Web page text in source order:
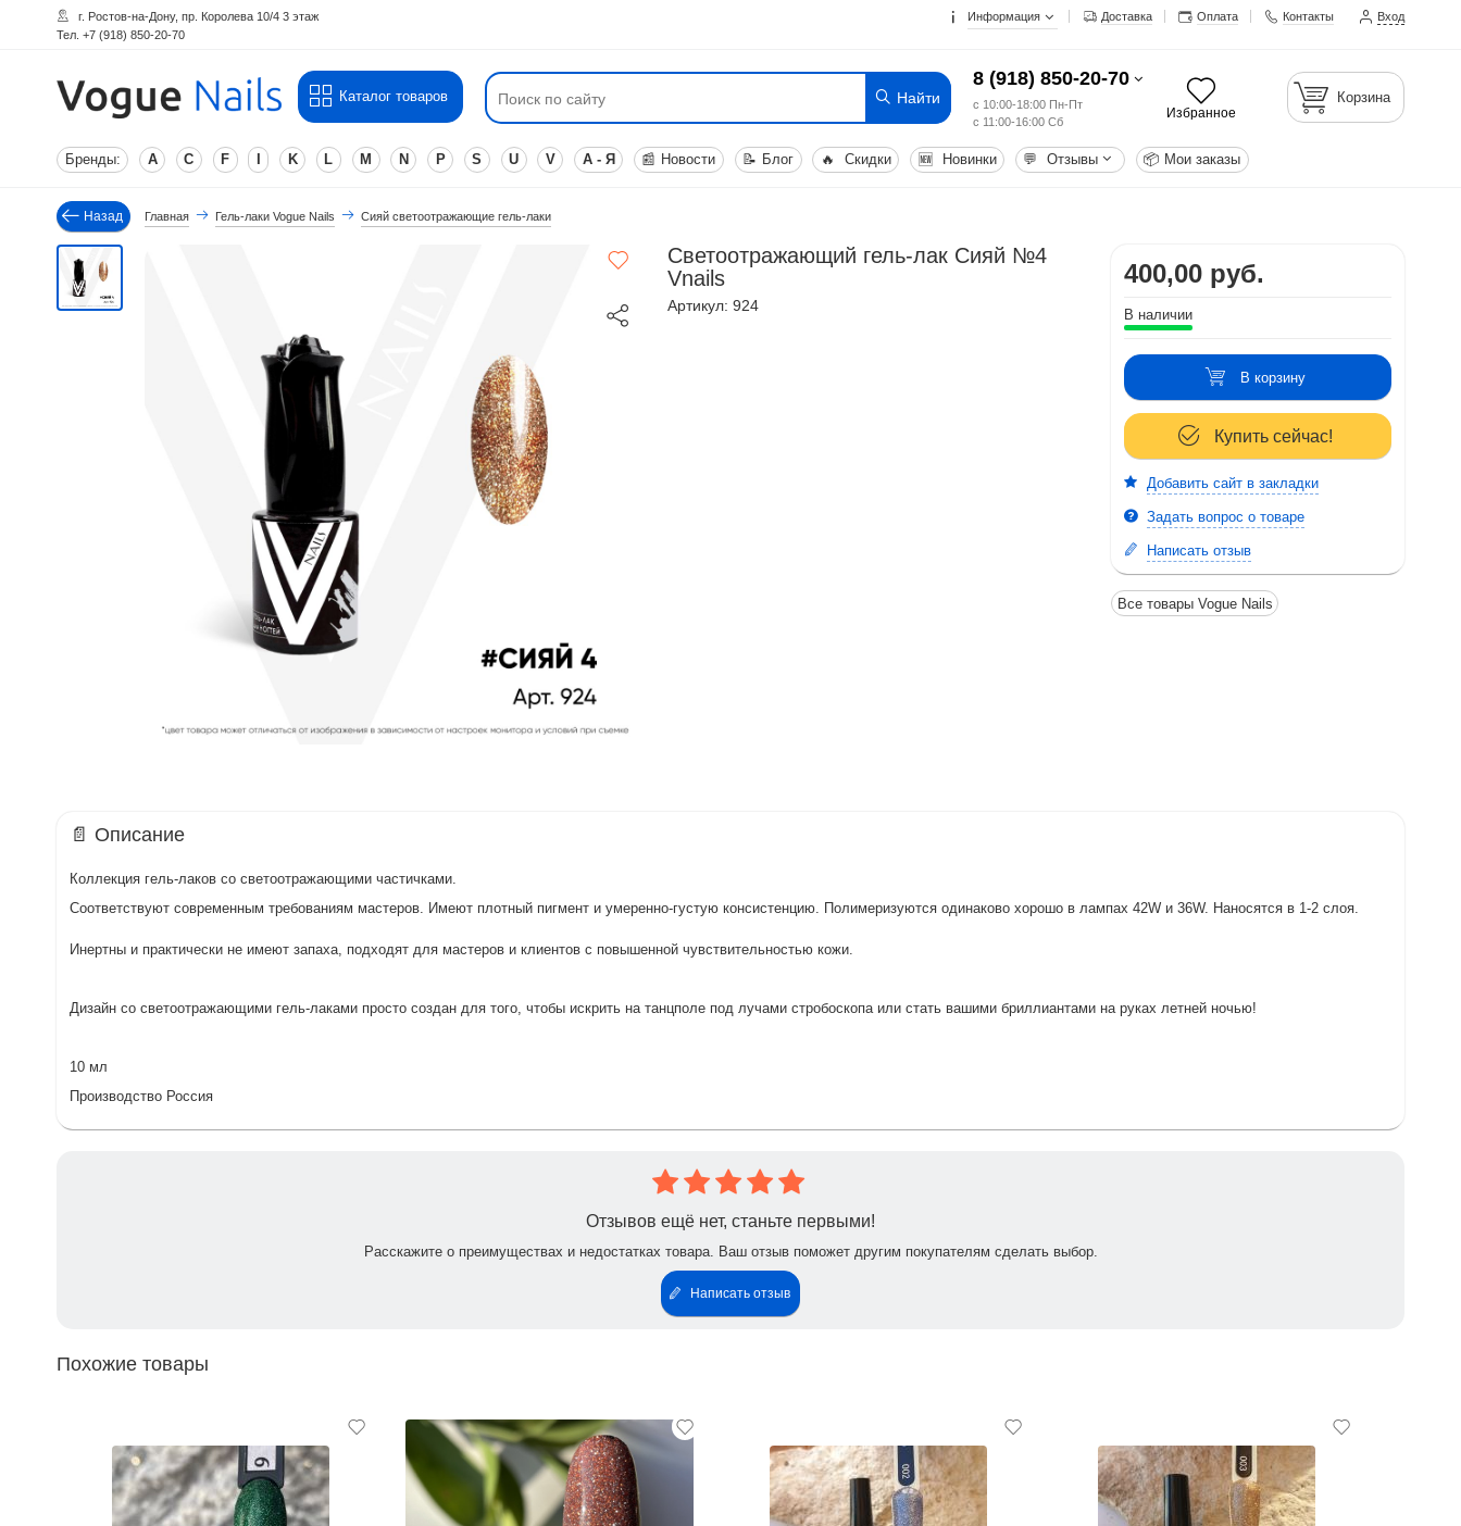
г. Ростов-на-Дону, пр. Королева 10/4 3 этаж
Тел. +7 (918) 850-20-70
Информация Доставка Оплата Контакты Вход
Каталог товаров Найти
8 (918) 850-20-70
с 10:00-18:00 Пн-Пт
с 11:00-16:00 Сб
Избранное
Корзина
Бренды: A C F K L M N P S U V А - Я 📰 Новости 📝 Блог 🔥 Скидки 🆕 Новинки 💬 Отзывы 📦 Мои заказы
Назад Главная Гель-лаки Vogue Nails Сияй светоотражающие гель-лаки
Светоотражающий гель-лак Сияй №4
Vnails
Артикул: 924
400,00 руб.
В наличии
В корзину
Купить сейчас!
Добавить сайт в закладки
Задать вопрос о товаре
Написать отзыв
Все товары Vogue Nails
📄 Описание
Коллекция гель-лаков со светоотражающими частичками.
Соответствуют современным требованиям мастеров. Имеют плотный пигмент и умеренно-густую консистенцию. Полимеризуются одинаково хорошо в лампах 42W и 36W. Наносятся в 1-2 слоя.
Инертны и практически не имеют запаха, подходят для мастеров и клиентов с повышенной чувствительностью кожи.
Дизайн со светоотражающими гель-лаками просто создан для того, чтобы искрить на танцполе под лучами стробоскопа или стать вашими бриллиантами на руках летней ночью!
10 мл
Производство Россия
Отзывов ещё нет, станьте первыми!
Расскажите о преимуществах и недостатках товара. Ваш отзыв поможет другим покупателям сделать выбор.
Написать отзыв
Похожие товары